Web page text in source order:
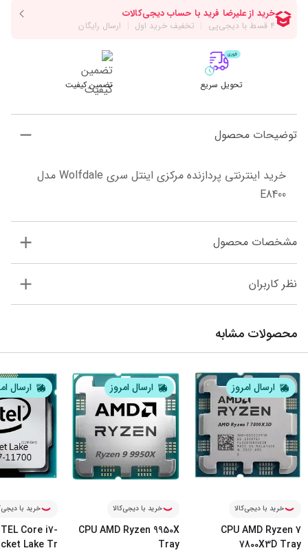
تحویل سریع تضمین کیفیت
توضیحات محصول
E8400
مشخصات محصول
نظر کاربران
محصولات مشابه
ارسال امروز
خرید با دیجی‌کالا
CPU AMD Ryzen 7
7800X3D Tray
ارسال امروز
خرید با دیجی‌کالا
CPU AMD Ryzen 9950X
Tray
ارسال
خرید با
Core i7-
Lake Tr